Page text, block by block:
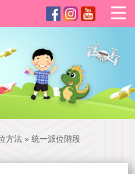
方法 » 統一派位階段